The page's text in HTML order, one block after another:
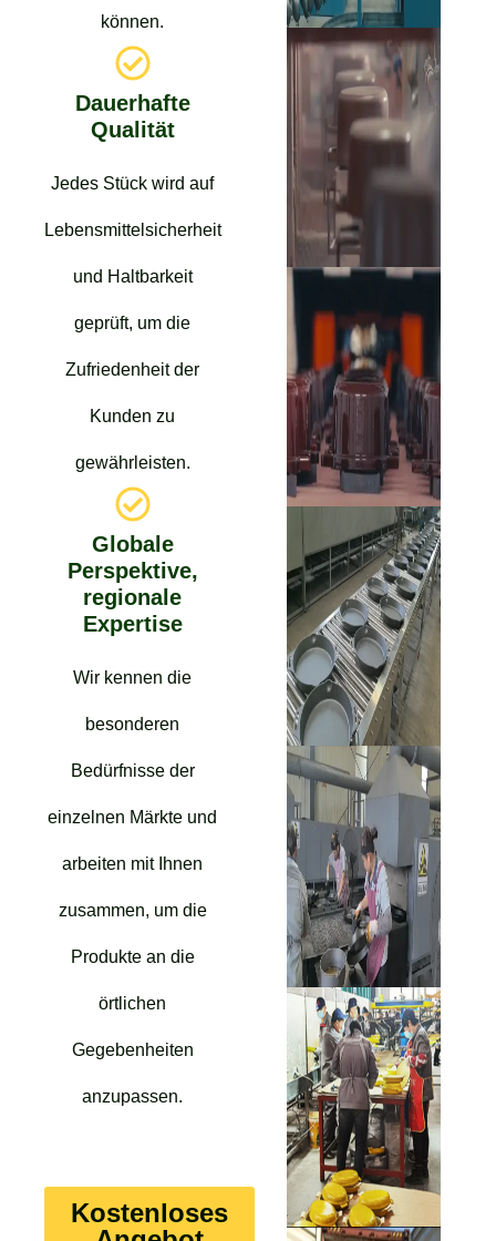
können.
Dauerhafte
Qualität
Jedes Stück wird auf
Lebensmittelsicherheit
und Haltbarkeit
geprüft, um die
Zufriedenheit der
Kunden zu
gewährleisten.
Globale
Perspektive,
regionale
Expertise
Wir kennen die
besonderen
Bedürfnisse der
einzelnen Märkte und
arbeiten mit Ihnen
zusammen, um die
Produkte an die
örtlichen
Gegebenheiten
anzupassen.
Kostenloses